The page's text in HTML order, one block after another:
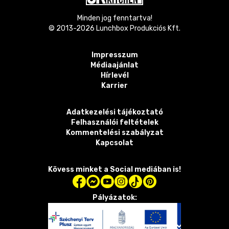
Minden jog fenntartva!
© 2013-2026 Lunchbox Produkciós Kft.
Impresszum
Médiaajánlat
Hírlevél
Karrier
Adatkezelési tájékoztató
Felhasználói feltételek
Kommentelési szabályzat
Kapcsolat
Kövess minket a Social mediában is!
Pályázatok: